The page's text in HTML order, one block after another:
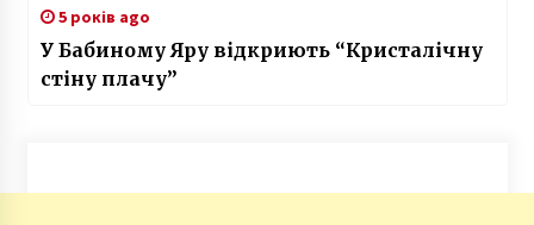
5 років ago
У Бабиному Яру відкриють “Кристалічну
стіну плачу”